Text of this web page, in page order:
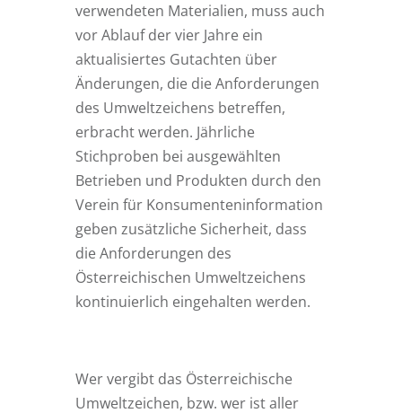
verwendeten Materialien, muss auch
vor Ablauf der vier Jahre ein
aktualisiertes Gutachten über
Änderungen, die die Anforderungen
des Umweltzeichens betreffen,
erbracht werden. Jährliche
Stichproben bei ausgewählten
Betrieben und Produkten durch den
Verein für Konsumenteninformation
geben zusätzliche Sicherheit, dass
die Anforderungen des
Österreichischen Umweltzeichens
kontinuierlich eingehalten werden.
Wer vergibt das Österreichische
Umweltzeichen, bzw. wer ist aller